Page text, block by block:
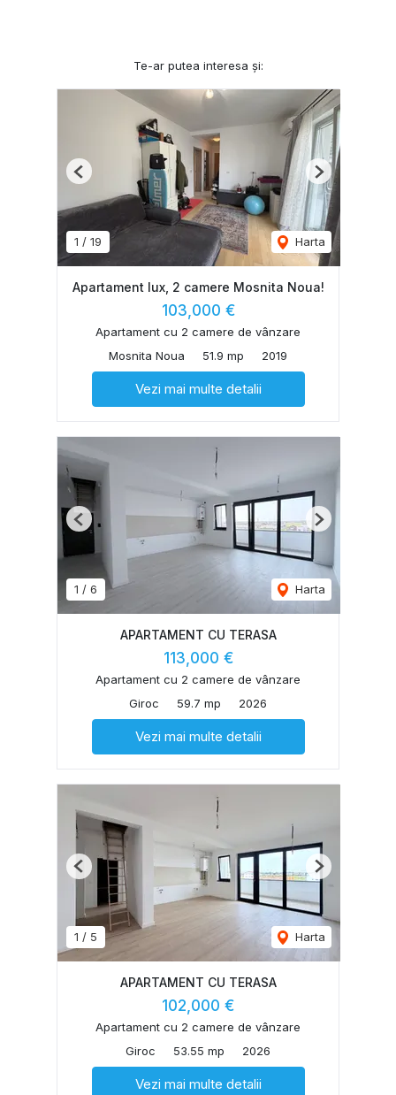
Te-ar putea interesa și:
1 / 19 Harta
Previous Next
Apartament lux, 2 camere Mosnita Noua!
103,000 €
Apartament cu 2 camere de vânzare
Mosnita Noua
51.9 mp 2019
Vezi mai multe detalii
1 / 6 Harta
Previous Next
APARTAMENT CU TERASA
113,000 €
Apartament cu 2 camere de vânzare
Giroc
59.7 mp 2026
Vezi mai multe detalii
1 / 5 Harta
Previous Next
APARTAMENT CU TERASA
102,000 €
Apartament cu 2 camere de vânzare
Giroc
53.55 mp 2026
Vezi mai multe detalii